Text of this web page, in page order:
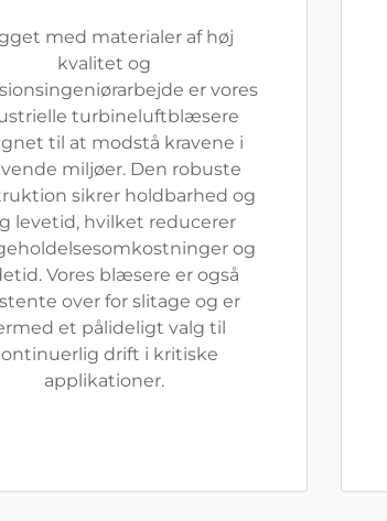
med materialer af høj
kvalitet og
er vores
turbineluftblæsere
til at modstå kravene i
miljøer. Den robuste
sikrer holdbarhed og
levetid, hvilket reducerer
og
Vores blæsere er også
over for slitage og er
et pålideligt valg til
drift i kritiske
applikationer.